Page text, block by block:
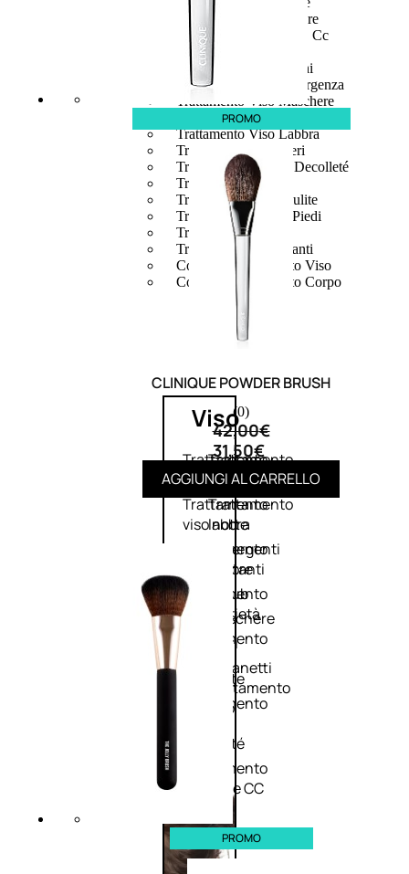
Trattamento Viso 24 Ore
Trattamento Viso Bb E Cc
Cream
Trattamento Viso Occhi
Trattamento Viso Detergenza
Trattamento Viso Maschere
Trattamento Viso Idratante
Trattamento Viso Labbra
Trattamento Viso Sieri
Trattamento Collo e Decolleté
Trattamento Corpo
Trattamento Anticellulite
Trattamento Mani e Piedi
Trattamento Unghie
Trattamento Deodoranti
Cofanetti Trattamento Viso
Cofanetti Trattamento Corpo
Viso
Trattamento
viso giorno
Trattamento
viso notte
Trattamento
viso 24 ore
Trattamento
viso antietà
Trattamento
idratante
Trattamento
décolleté
Trattamento
viso BB e CC
Trattamento
occhi
Trattamento
labbra
Detergenti
trattanti
Scrub
Maschere
Sieri
Cofanetti
trattamento
viso
PROMO
CLINIQUE POWDER BRUSH
(0)
42,00€
31,50€
AGGIUNGI AL CARRELLO
PROMO